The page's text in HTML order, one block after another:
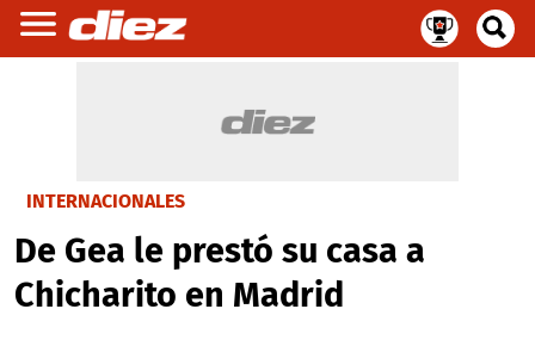
INTERNACIONALES
De Gea le prestó su casa a
Chicharito en Madrid